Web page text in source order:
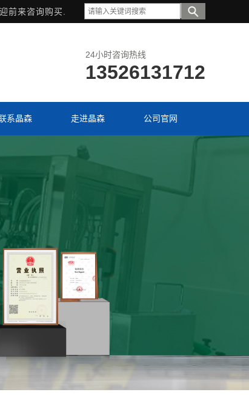
前来咨询购买.
24小时咨询热线
13526131712
系晶森 走进晶森 公司官网